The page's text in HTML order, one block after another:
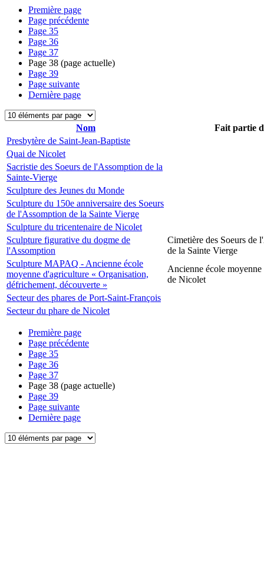
Première page
Page précédente
Page 35
Page 36
Page 37
Page 38 (page actuelle)
Page 39
Page suivante
Dernière page
Nom
Fait partie
Presbytère de Saint-Jean-Baptiste
Quai de Nicolet
Sacristie des Soeurs de l'Assomption de la
Sainte-Vierge
Sculpture des Jeunes du Monde
Sculpture du 150e anniversaire des Soeurs
de l'Assomption de la Sainte Vierge
Sculpture du tricentenaire de Nicolet
Sculpture figurative du dogme de
l'Assomption
Cimetière des Soeurs de
de la Sainte Vierge
Sculpture MAPAQ - Ancienne école
moyenne d'agriculture « Organisation,
défrichement, découverte »
Ancienne école
de Nicolet
Secteur des phares de Port-Saint-François
Secteur du phare de Nicolet
Première page
Page précédente
Page 35
Page 36
Page 37
Page 38 (page actuelle)
Page 39
Page suivante
Dernière page